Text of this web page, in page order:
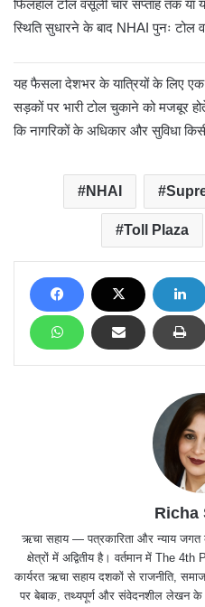
फिलहाल टोल वसूली चार सप्ताह तक या
स्थिति सुधारने के बाद NHAI पुनः
यह फैसला देशभर के यात्रियों के लिए
सड़कों पर भारी टोल चुकाने को मजबूर
कि नागरिकों के अधिकार और सुविधा
NHAI
Toll Plaza
Richa
ऋचा सहाय — पत्रकारिता और न्याय
क्षेत्रों में अद्वितीय है। वर्तमान में The
कार्यरत ऋचा सहाय दशकों से राजनीति,
पर बेबाक, तथ्यपूर्ण और संवेदनशील लेखन के